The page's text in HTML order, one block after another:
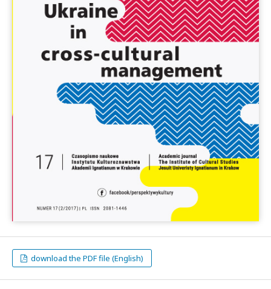
download the PDF file (English)